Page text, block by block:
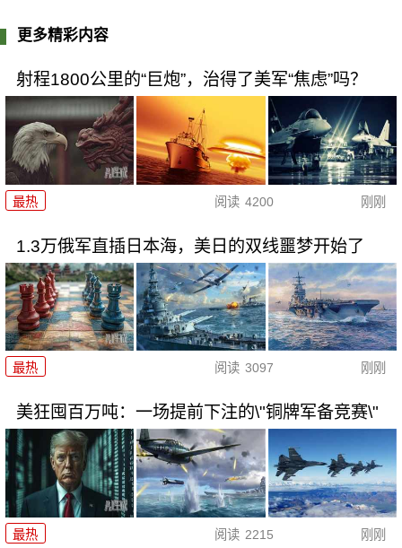
更多精彩内容
射程1800公里的“巨炮”，治得了美军“焦虑”吗？
最热 阅读 4200 刚刚
1.3万俄军直插日本海，美日的双线噩梦开始了
最热 阅读 3097 刚刚
美狂囤百万吨：一场提前下注的\"铜牌军备竞赛\"
最热 阅读 2215 刚刚